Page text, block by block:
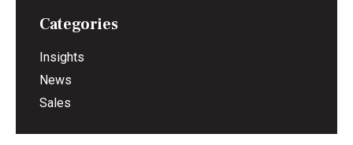
Categories
Insights
News
Sales